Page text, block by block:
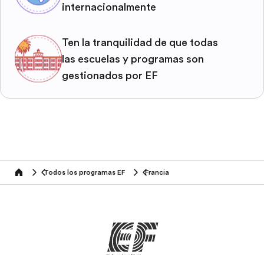
internacionalmente
Ten la tranquilidad de que todas
las escuelas y programas son
gestionados por EF
home Todos los programas EF Francia